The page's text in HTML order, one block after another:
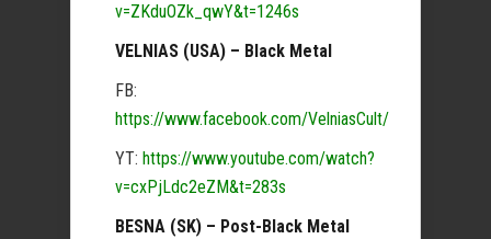
v=ZKduOZk_qwY&t=1246s
VELNIAS (USA) – Black Metal
FB:
https://www.facebook.com/VelniasCult/
YT: https://www.youtube.com/watch?
v=cxPjLdc2eZM&t=283s
BESNA (SK) – Post-Black Metal